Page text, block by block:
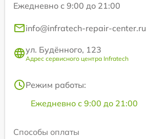
Ежедневно с 9:00 до 21:00
info@infratech-repair-center.ru
ул. Будённого, 123
Адрес сервисного центра Infratech
Режим работы:
Ежедневно с 9:00 до 21:00
Способы оплаты